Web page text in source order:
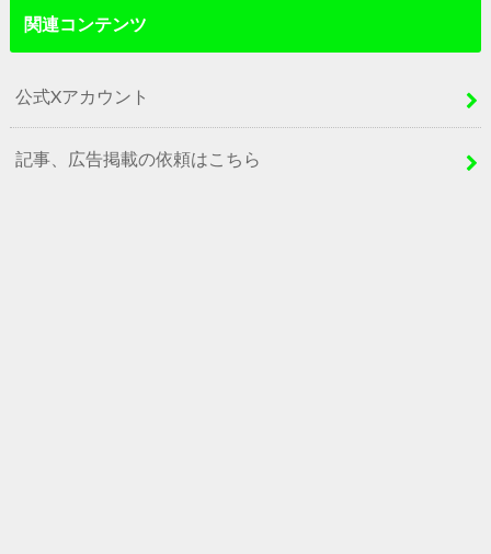
関連コンテンツ
公式Xアカウント
記事、広告掲載の依頼はこちら